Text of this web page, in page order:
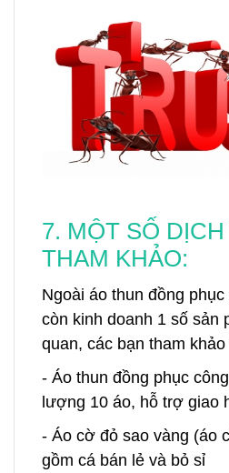
7. MỘT SỐ
THAM KHẢO:
Ngoài áo thun đồng
còn kinh doanh 1 số sản
quan, các bạn tham
- Áo thun đồng phục
lượng 10 áo, hỗ trợ giao
- Áo cờ đỏ sao vàng (áo
gồm cá bán lẻ và bỏ sỉ